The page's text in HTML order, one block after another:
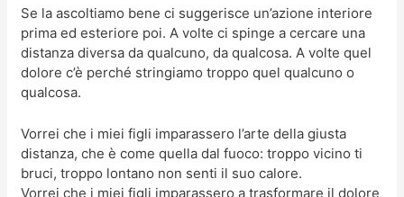
Se la ascoltiamo bene ci suggerisce un’azione interiore
prima ed esteriore poi. A volte ci spinge a cercare una
distanza diversa da qualcuno, da qualcosa. A volte quel
dolore c’è perché stringiamo troppo quel qualcuno o
qualcosa.
Vorrei che i miei figli imparassero l’arte della giusta
distanza, che è come quella dal fuoco: troppo vicino ti
bruci, troppo lontano non senti il suo calore.
Vorrei che i miei figli imparassero a trasformare il dolore